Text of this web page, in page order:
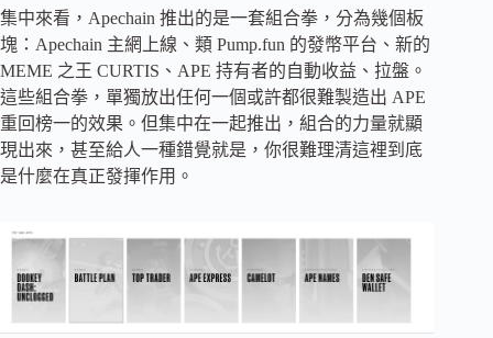
集中來看，Apechain 推出的是一套組合拳，分為幾個板
塊：Apechain 主網上線、類 Pump.fun 的發幣平台、新的
MEME 之王 CURTIS、APE 持有者的自動收益、拉盤。
這些組合拳，單獨放出任何一個或許都很難製造出 APE
重回榜一的效果。但集中在一起推出，組合的力量就顯
現出來，甚至給人一種錯覺就是，你很難理清這裡到底
是什麼在真正發揮作用。